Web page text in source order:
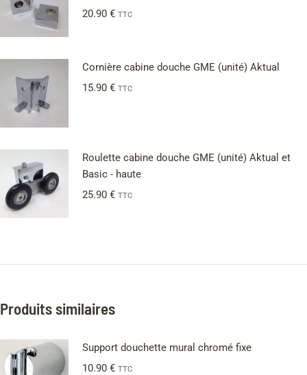
20.90 € TTC
Cornière cabine douche GME (unité) Aktual
15.90 € TTC
Roulette cabine douche GME (unité) Aktual et
Basic - haute
25.90 € TTC
Produits similaires
Support douchette mural chromé fixe
10.90 € TTC